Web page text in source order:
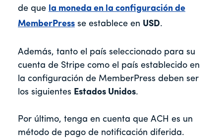
de que la moneda en la configuración de
MemberPress se establece en USD.
Además, tanto el país seleccionado para su
cuenta de Stripe como el país establecido en
la configuración de MemberPress deben ser
los siguientes Estados Unidos.
Por último, tenga en cuenta que ACH es un
método de pago de notificación diferida.